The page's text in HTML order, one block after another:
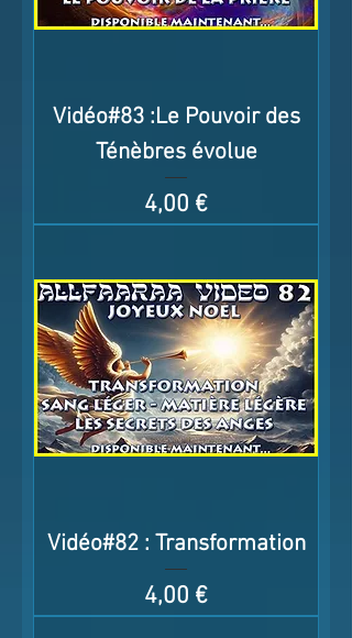
Vidéo#83 :Le Pouvoir des
Ténèbres évolue
Prix
4,00 €
Vidéo#82 : Transformation
Prix
4,00 €